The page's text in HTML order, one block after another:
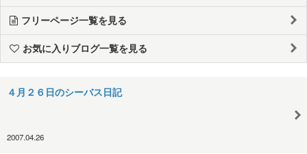
フリーページ一覧を見る
お気に入りブログ一覧を見る
４月２６日のシーバス日記
2007.04.26